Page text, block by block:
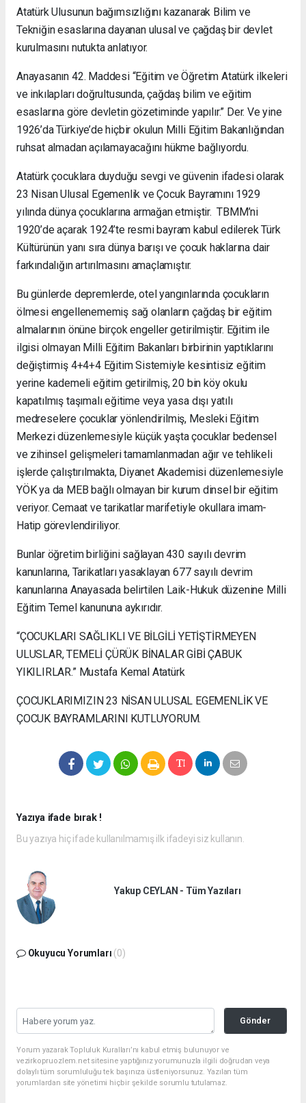
Atatürk Ulusunun bağımsızlığını kazanarak Bilim ve
Tekniğin esaslarına dayanan ulusal ve çağdaş bir devlet
kurulmasını nutukta anlatıyor.
Anayasanın 42. Maddesi “Eğitim ve Öğretim Atatürk ilkeleri
ve inkılapları doğrultusunda, çağdaş bilim ve eğitim
esaslarına göre devletin gözetiminde yapılır.” Der. Ve yine
1926’da Türkiye’de hiçbir okulun Milli Eğitim Bakanlığından
ruhsat almadan açılamayacağını hükme bağlıyordu.
Atatürk çocuklara duyduğu sevgi ve güvenin ifadesi olarak
23 Nisan Ulusal Egemenlik ve Çocuk Bayramını 1929
yılında dünya çocuklarına armağan etmiştir. TBMM’ni
1920’de açarak 1924’te resmi bayram kabul edilerek Türk
Kültürünün yanı sıra dünya barışı ve çocuk haklarına dair
farkındalığın artırılmasını amaçlamıştır.
Bu günlerde depremlerde, otel yangınlarında çocukların
ölmesi engellenememiş sağ olanların çağdaş bir eğitim
almalarının önüne birçok engeller getirilmiştir. Eğitim ile
ilgisi olmayan Milli Eğitim Bakanları birbirinin yaptıklarını
değiştirmiş 4+4+4 Eğitim Sistemiyle kesintisiz eğitim
yerine kademeli eğitim getirilmiş, 20 bin köy okulu
kapatılmış taşımalı eğitime veya yasa dışı yatılı
medreselere çocuklar yönlendirilmiş, Mesleki Eğitim
Merkezi düzenlemesiyle küçük yaşta çocuklar bedensel
ve zihinsel gelişmeleri tamamlanmadan ağır ve tehlikeli
işlerde çalıştırılmakta, Diyanet Akademisi düzenlemesiyle
YÖK ya da MEB bağlı olmayan bir kurum dinsel bir eğitim
veriyor. Cemaat ve tarikatlar marifetiyle okullara imam-
Hatip görevlendiriliyor.
Bunlar öğretim birliğini sağlayan 430 sayılı devrim
kanunlarına, Tarikatları yasaklayan 677 sayılı devrim
kanunlarına Anayasada belirtilen Laik-Hukuk düzenine Milli
Eğitim Temel kanununa aykırıdır.
“ÇOCUKLARI SAĞLIKLI VE BİLGİLİ YETİŞTİRMEYEN
ULUSLAR, TEMELİ ÇÜRÜK BİNALAR GİBİ ÇABUK
YIKILIRLAR.” Mustafa Kemal Atatürk
ÇOCUKLARIMIZIN 23 NİSAN ULUSAL EGEMENLİK VE
ÇOCUK BAYRAMLARINI KUTLUYORUM.
Yazıya ifade bırak !
Bu yazıya hiç ifade kullanılmamış ilk ifadeyi siz kullanın.
Yakup CEYLAN - Tüm Yazıları
Okuyucu Yorumları (0)
Gönder
Yorum yazarak Topluluk Kuralları’nı kabul etmiş bulunuyor ve
vezirkopruozlem.net sitesine yaptığınız yorumunuzla ilgili doğrudan veya
dolaylı tüm sorumluluğu tek başınıza üstleniyorsunuz. Yazılan tüm
yorumlardan site yönetimi hiçbir şekilde sorumlu tutulamaz.